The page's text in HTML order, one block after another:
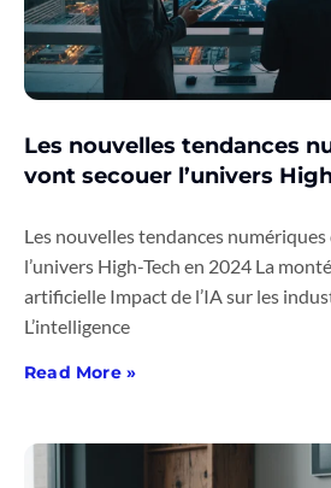
Les nouvelles tendances
vont secouer l’univers
Les nouvelles tendances
l’univers High-Tech en 2024 La
artificielle Impact de l’IA sur les
L’intelligence
Read More »